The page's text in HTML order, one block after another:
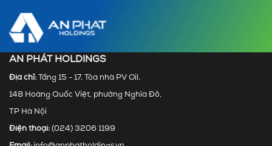
AN PHÁT HOLDINGS
Địa chỉ: Tầng 15 - 17, Tòa nhà PV Oil,
148 Hoàng Quốc Việt, phường Nghĩa Đô,
TP Hà Nội
Điện thoại: (024) 3206 1199